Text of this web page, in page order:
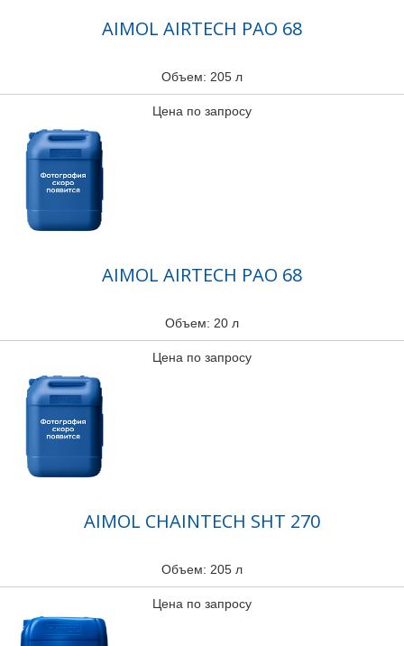
AIMOL AIRTECH PAO 68
Объем: 205 л
Цена по запросу
AIMOL AIRTECH PAO 68
Объем: 20 л
Цена по запросу
AIMOL CHAINTECH SHT 270
Объем: 205 л
Цена по запросу